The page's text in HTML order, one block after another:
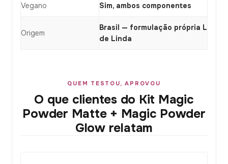
Vegano Sim, ambos componentes
Origem
Brasil — formulação própria L
de Linda
QUEM TESTOU, APROVOU
O que clientes do Kit Magic
Powder Matte + Magic Powder
Glow relatam